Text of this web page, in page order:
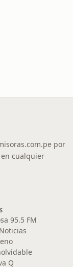
por
cualquier
95.5 FM
Q